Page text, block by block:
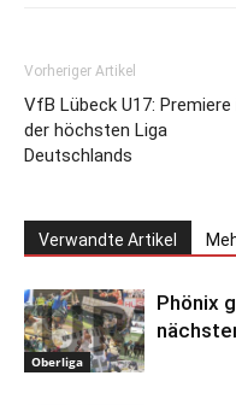
Vorheriger Artikel
VfB Lübeck U17: Premiere
der höchsten Liga
Deutschlands
Verwandte Artikel
Oberliga
Phönix